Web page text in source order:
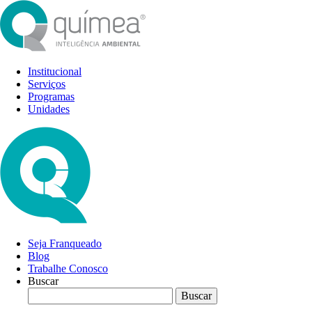
Institucional
Serviços
Programas
Unidades
Seja Franqueado
Blog
Trabalhe Conosco
Buscar